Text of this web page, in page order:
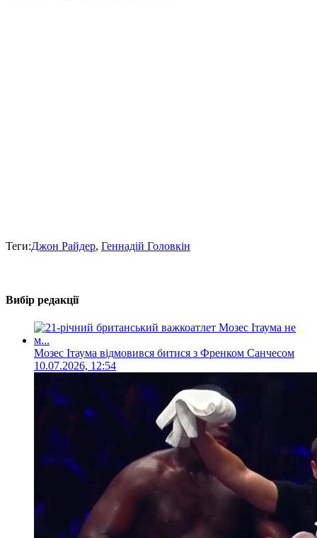
Теги:Джон Райдер, Геннадій Головкін
Вибір редакції
Мозес Ітаума відмовився битися з Френком Санчесом
10.07.2026, 12:54